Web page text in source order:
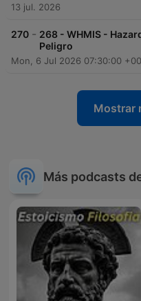
13 jul. 2026
270 - 268 - WHMIS -
Peligro
Mon, 6 Jul 2026 07:30:00
Mostrar
Más podcasts